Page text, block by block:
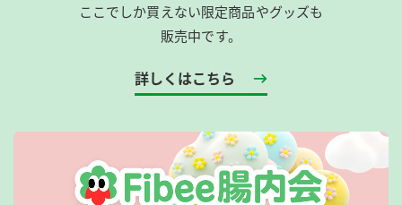
ここでしか買えない限定商品やグッズも
販売中です。
詳しくはこちら